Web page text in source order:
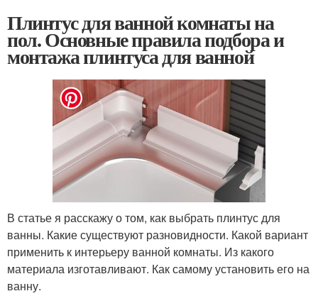
Плинтус для ванной комнаты на
пол. Основные правила подбора и
монтажа плинтуса для ванной
В статье я расскажу о том, как выбрать плинтус для
ванны. Какие существуют разновидности. Какой вариант
применить к интерьеру ванной комнаты. Из какого
материала изготавливают. Как самому установить его на
ванну.